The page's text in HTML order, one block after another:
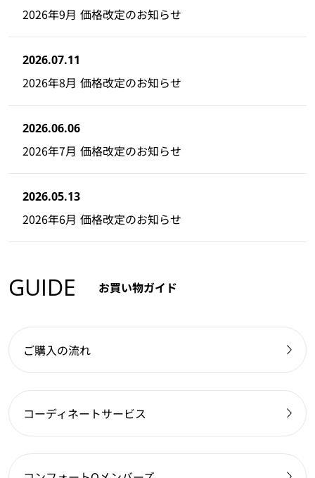
2026年9月 価格改定のお知らせ
2026.07.11
2026年8月 価格改定のお知らせ
2026.06.06
2026年7月 価格改定のお知らせ
2026.05.13
2026年6月 価格改定のお知らせ
GUIDE お買い物ガイド
ご購入の流れ
コーディネートサービス